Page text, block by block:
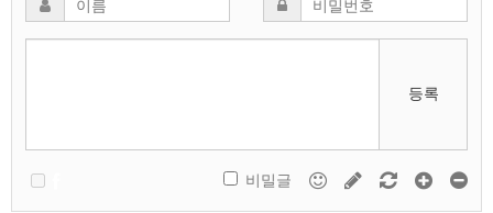
등록
비밀글